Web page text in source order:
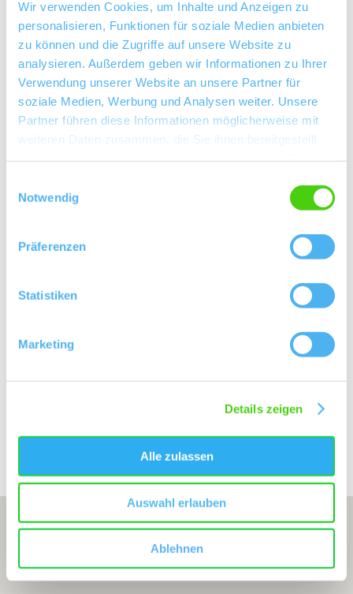
Wir verwenden Cookies, um Inhalte und Anzeigen zu
personalisieren, Funktionen für soziale Medien anbieten
zu können und die Zugriffe auf unsere Website zu
analysieren. Außerdem geben wir Informationen zu Ihrer
Verwendung unserer Website an unsere Partner für
soziale Medien, Werbung und Analysen weiter. Unsere
Partner führen diese Informationen möglicherweise mit
weiteren Daten zusammen, die Sie ihnen bereitgestellt
Notwendig
Präferenzen
Statistiken
Marketing
Details zeigen
Alle zulassen
Auswahl erlauben
Ablehnen
Kellermeister Sebastian Rook
Rebfläche 10 Hektar
Winzersekt
Kontaktinformationen:
Talgartenstraße 12 55546 Volxheim
E-Mail: info@bruehler-hof.de
Besuchen Sie uns
WEINGUT BRÜHLER HOF
Bearbeitete Weinlagen